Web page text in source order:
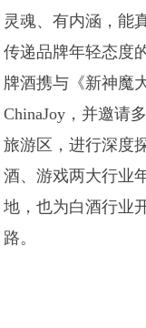
灵魂、有内涵，能
传递品牌年轻态度
牌酒携与《新神魔
ChinaJoy，并邀请
旅游区，进行深度
酒、游戏两大行业
地，也为白酒行业
路。